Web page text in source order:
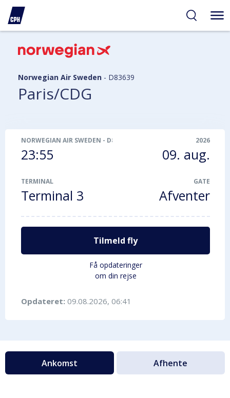
Norwegian Air Sweden - D83639
Paris/CDG
NORWEGIAN AIR SWEDEN - D83639
23:55
2026
09. aug.
TERMINAL
Terminal 3
GATE
Afventer
Tilmeld fly
Få opdateringer
om din rejse
Opdateret: 09.08.2026, 06:41
Ankomst Afhente